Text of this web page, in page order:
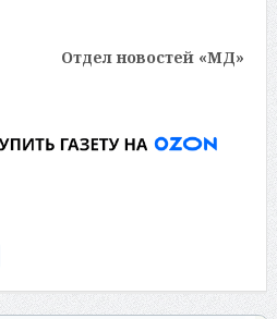
Отдел новостей «МД»